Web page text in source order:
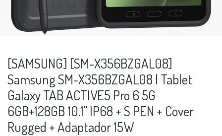
[SAMSUNG] [SM-X356BZGAL08]
Samsung SM-X356BZGAL08 | Tablet
Galaxy TAB ACTIVE5 Pro 6 5G
6GB+128GB 10.1" IP68 + S PEN + Cover
Rugged + Adaptador 15W